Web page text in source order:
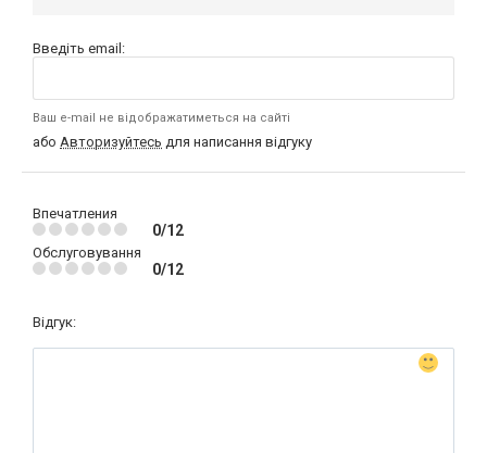
Введіть email:
Ваш e-mail не відображатиметься на сайті
або Авторизуйтесь для написання відгуку
Впечатления
0/12
Обслуговування
0/12
Відгук: